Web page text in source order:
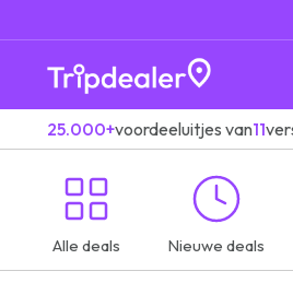
25.000+voordeeluitjes van11
Alle deals Nieuwe deals